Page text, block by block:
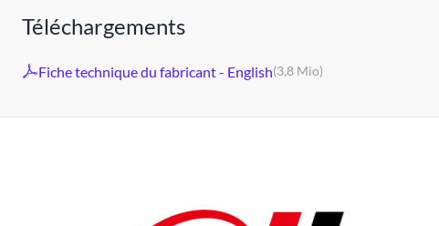
Téléchargements
Fiche technique du fabricant - English(3,8 Mio)